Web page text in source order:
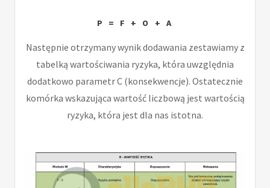
P = F + O + A
Następnie otrzymany wynik dodawania zestawiamy z
tabelką wartościwania ryzyka, która uwzględnia
dodatkowo parametr C (konsekwencje). Ostatecznie
komórka wskazująca wartość liczbową jest wartością
ryzyka, która jest dla nas istotna.